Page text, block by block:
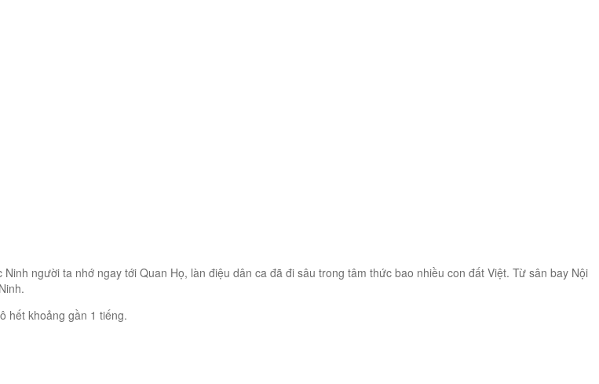
người ta nhớ ngay tới Quan Họ, làn điệu dân ca đã đi sâu trong tâm thức bao nhiều con đất Việt. Từ sân bay Nội
hết khoảng gần 1 tiếng.